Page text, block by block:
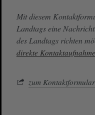
Mit diesem
Landtags eine
des Landtags richten
direkte
zum Kontaktformular